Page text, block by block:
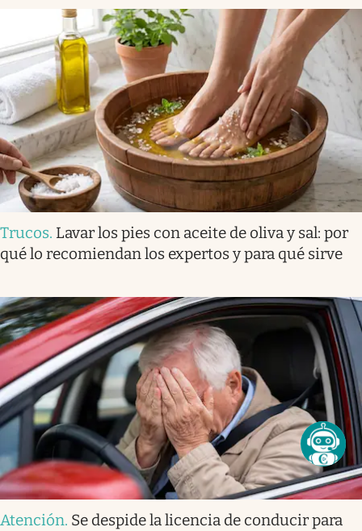
Trucos. Lavar los pies con aceite de oliva y sal: por
qué lo recomiendan los expertos y para qué sirve
Atención. Se despide la licencia de conducir para